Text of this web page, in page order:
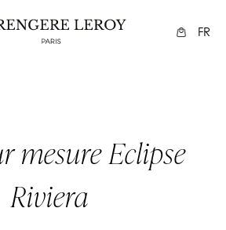
FR
mesure Eclipse
Riviera